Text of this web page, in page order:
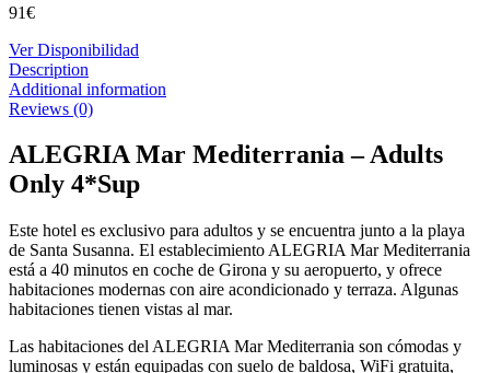
91€
Ver Disponibilidad
Description
Additional information
Reviews (0)
ALEGRIA Mar Mediterrania – Adults
Only 4*Sup
Este hotel es exclusivo para adultos y se encuentra junto a la playa
de Santa Susanna. El establecimiento ALEGRIA Mar Mediterrania
está a 40 minutos en coche de Girona y su aeropuerto, y ofrece
habitaciones modernas con aire acondicionado y terraza. Algunas
habitaciones tienen vistas al mar.
Las habitaciones del ALEGRIA Mar Mediterrania son cómodas y
luminosas y están equipadas con suelo de baldosa, WiFi gratuita,